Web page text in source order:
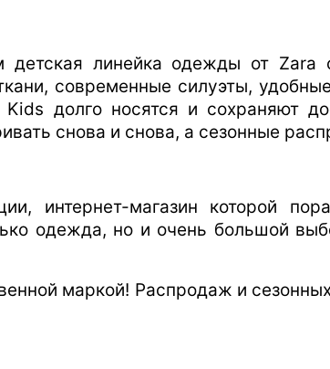
детская линейка одежды от
современные силуэты,
долго носятся и сохраняют
снова и снова, а сезонные
интернет-магазин которой
одежда, но и очень большой
маркой! Распродаж и